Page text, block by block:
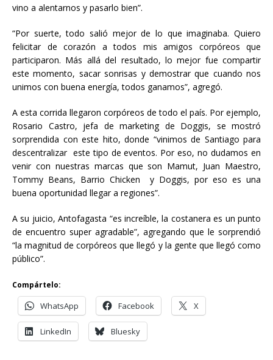
vino a alentarnos y pasarlo bien”.
“Por suerte, todo salió mejor de lo que imaginaba. Quiero
felicitar de corazón a todos mis amigos corpóreos que
participaron. Más allá del resultado, lo mejor fue compartir
este momento, sacar sonrisas y demostrar que cuando nos
unimos con buena energía, todos ganamos”, agregó.
A esta corrida llegaron corpóreos de todo el país. Por ejemplo,
Rosario Castro, jefa de marketing de Doggis, se mostró
sorprendida con este hito, donde “vinimos de Santiago para
descentralizar este tipo de eventos. Por eso, no dudamos en
venir con nuestras marcas que son Mamut, Juan Maestro,
Tommy Beans, Barrio Chicken y Doggis, por eso es una
buena oportunidad llegar a regiones”.
A su juicio, Antofagasta “es increíble, la costanera es un punto
de encuentro super agradable”, agregando que le sorprendió
“la magnitud de corpóreos que llegó y la gente que llegó como
público”.
Compártelo:
WhatsApp Facebook X
LinkedIn Bluesky